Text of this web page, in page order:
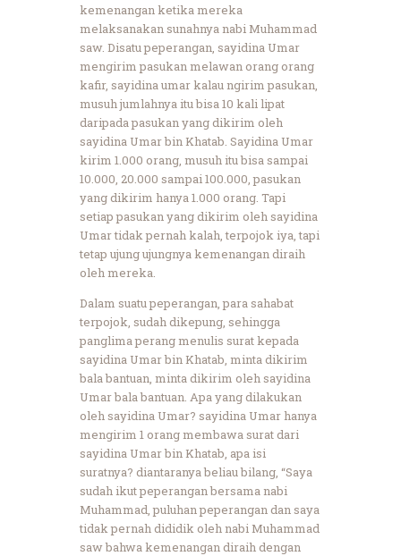
kemenangan ketika mereka
melaksanakan sunahnya nabi Muhammad
saw. Disatu peperangan, sayidina Umar
mengirim pasukan melawan orang orang
kafir, sayidina umar kalau ngirim pasukan,
musuh jumlahnya itu bisa 10 kali lipat
daripada pasukan yang dikirim oleh
sayidina Umar bin Khatab. Sayidina Umar
kirim 1.000 orang, musuh itu bisa sampai
10.000, 20.000 sampai 100.000, pasukan
yang dikirim hanya 1.000 orang. Tapi
setiap pasukan yang dikirim oleh sayidina
Umar tidak pernah kalah, terpojok iya, tapi
tetap ujung ujungnya kemenangan diraih
oleh mereka.
Dalam suatu peperangan, para sahabat
terpojok, sudah dikepung, sehingga
panglima perang menulis surat kepada
sayidina Umar bin Khatab, minta dikirim
bala bantuan, minta dikirim oleh sayidina
Umar bala bantuan. Apa yang dilakukan
oleh sayidina Umar? sayidina Umar hanya
mengirim 1 orang membawa surat dari
sayidina Umar bin Khatab, apa isi
suratnya? diantaranya beliau bilang, “Saya
sudah ikut peperangan bersama nabi
Muhammad, puluhan peperangan dan saya
tidak pernah dididik oleh nabi Muhammad
saw bahwa kemenangan diraih dengan